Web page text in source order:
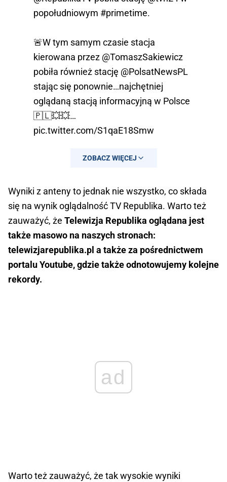
— michal.rachon (@michalrachon)
December 27, 2023
popołudniowym #primetime.
🚨W tym samym czasie stacja
kierowana przez @TomaszSakiewicz
pobiła również stację @PolsatNewsPL
stając się ponownie…najchętniej
oglądaną stacją informacyjną w Polsce
🇵🇱💥💥…
pic.twitter.com/S1qaE18Smw
— michal.rachon (@michalrachon)
ZOBACZ WIĘCEJ
Wyniki z anteny to jednak nie wszystko, co składa
się na wynik oglądalność TV Republika. Warto też
zauważyć, że Telewizja Republika oglądana jest
także masowo na naszych stronach:
telewizjarepublika.pl a także za pośrednictwem
portalu Youtube, gdzie także odnotowujemy kolejne
rekordy.
ad
Warto też zauważyć, że tak wysokie wyniki